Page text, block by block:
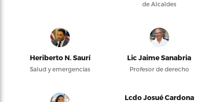
de Alcaldes
Heriberto N. Saurí
Salud y emergencias
Lic Jaime Sanabria
Profesor de derecho
Lcdo Josué Cardona